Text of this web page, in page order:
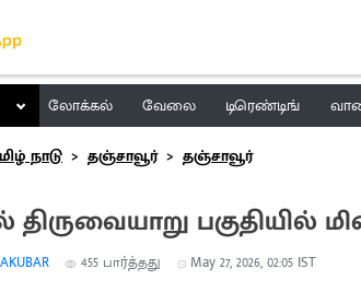
லோக்கல் வேலை டிரெண்டிங்
நாடு தஞ்சாவூர் தஞ்சாவூர்
திருவையாறு பகுதியில்
455 பார்த்தது May 27, 2026, 02:05 IST